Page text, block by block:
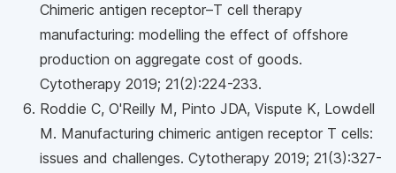
Chimeric antigen receptor–T cell therapy
manufacturing: modelling the effect of offshore
production on aggregate cost of goods.
Cytotherapy 2019; 21(2):224-233.
Roddie C, O'Reilly M, Pinto JDA, Vispute K, Lowdell
M. Manufacturing chimeric antigen receptor T cells:
issues and challenges. Cytotherapy 2019; 21(3):327-